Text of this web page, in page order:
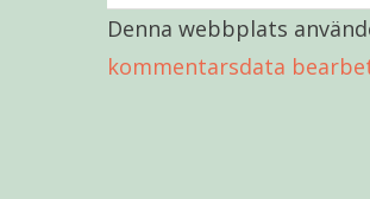
Denna webbplats
kommentarsdata